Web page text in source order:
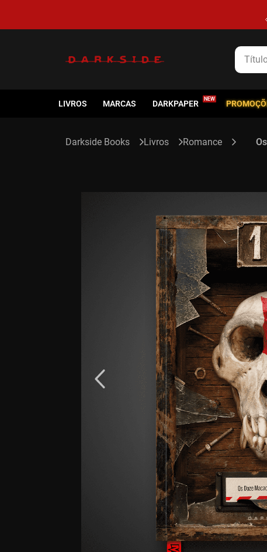
Títulos,
LIVROS MARCAS DARKPAPER
Livros Romance